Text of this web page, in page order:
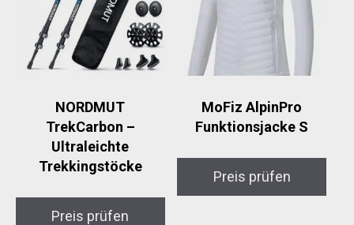
NORDMUT
TrekCarbon –
Ultraleichte
Trekkingstöcke
Preis prüfen
MoFiz AlpinPro
Funktionsjacke S
Preis prüfen